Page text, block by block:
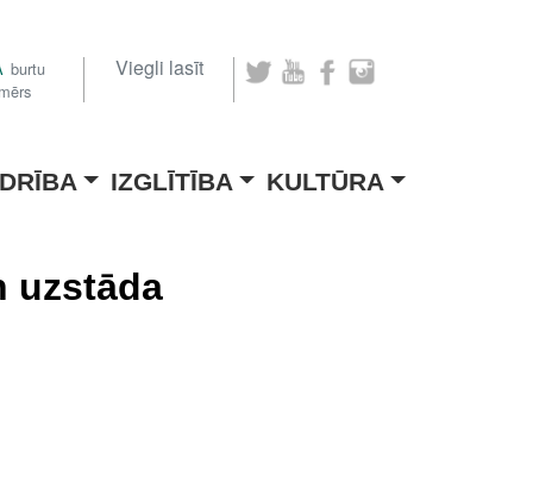
burtu
Viegli lasīt
IZGLĪTĪBA
KULTŪRA
uzstāda